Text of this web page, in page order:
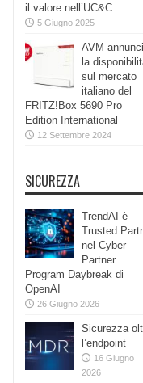
il valore nell’UC&C
5 Giugno 2025
AVM
la
sul mercato
italiano del
FRITZ!Box 5690 Pro
Edition International
12 Settembre 2024
SICUREZZA
TrendAI è
Trusted
nel Cyber
Partner
Program Daybreak di
OpenAI
26 Giugno 2026
Sicurezza
l’endpoint
16 Giugno
2026